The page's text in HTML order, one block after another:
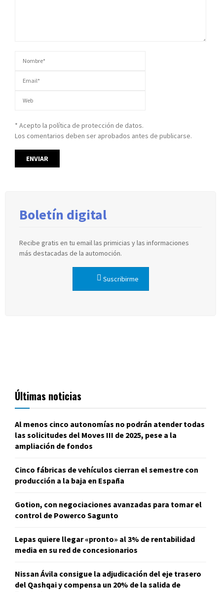
* Acepto la política de protección de datos.
Los comentarios deben ser aprobados antes de publicarse.
Boletín digital
Recibe gratis en tu email las primicias y las informaciones
más destacadas de la automoción.
Suscribirme
Últimas noticias
Al menos cinco autonomías no podrán atender todas
las solicitudes del Moves III de 2025, pese a la
ampliación de fondos
Cinco fábricas de vehículos cierran el semestre con
producción a la baja en España
Gotion, con negociaciones avanzadas para tomar el
control de Powerco Sagunto
Lepas quiere llegar «pronto» al 3% de rentabilidad
media en su red de concesionarios
Nissan Ávila consigue la adjudicación del eje trasero
del Qashqai y compensa un 20% de la salida de